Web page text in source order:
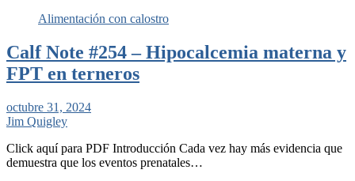
Alimentación con calostro
Calf Note #254 – Hipocalcemia materna y
FPT en terneros
octubre 31, 2024
Jim Quigley
Click aquí para PDF Introducción Cada vez hay más evidencia que
demuestra que los eventos prenatales…